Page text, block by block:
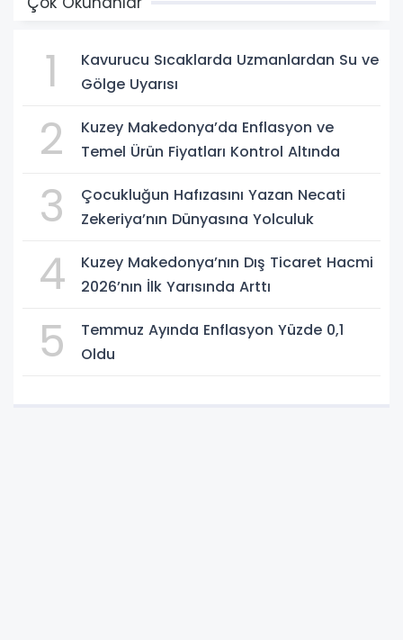
1
Kavurucu Sıcaklarda Uzmanlardan Su ve
Gölge Uyarısı
2
Kuzey Makedonya’da Enflasyon ve
Temel Ürün Fiyatları Kontrol Altında
3
Çocukluğun Hafızasını Yazan Necati
Zekeriya’nın Dünyasına Yolculuk
4
Kuzey Makedonya’nın Dış Ticaret Hacmi
2026’nın İlk Yarısında Arttı
5
Temmuz Ayında Enflasyon Yüzde 0,1
Oldu